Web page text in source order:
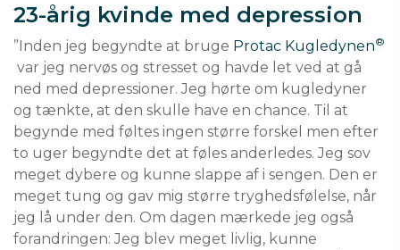
23-årig kvinde med depression
”Inden jeg begyndte at bruge Protac Kugledynen®
var jeg nervøs og stresset og havde let ved at gå
ned med depressioner. Jeg hørte om kugledyner
og tænkte, at den skulle have en chance. Til at
begynde med føltes ingen større forskel men efter
to uger begyndte det at føles anderledes. Jeg sov
meget dybere og kunne slappe af i sengen. Den er
meget tung og gav mig større tryghedsfølelse, når
jeg lå under den. Om dagen mærkede jeg også
forandringen: Jeg blev meget livlig, kunne